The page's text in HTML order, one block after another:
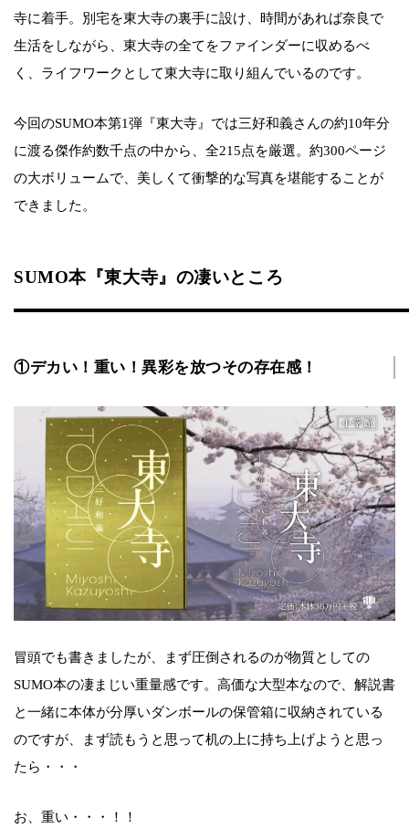
寺に着手。別宅を東大寺の裏手に設け、時間があれば奈良で
生活をしながら、東大寺の全てをファインダーに収めるべ
く、ライフワークとして東大寺に取り組んでいるのです。
今回のSUMO本第1弾『東大寺』では三好和義さんの約10年分
に渡る傑作約数千点の中から、全215点を厳選。約300ページ
の大ボリュームで、美しくて衝撃的な写真を堪能することが
できました。
SUMO本『東大寺』の凄いところ
①デカい！重い！異彩を放つその存在感！
冒頭でも書きましたが、まず圧倒されるのが物質としての
SUMO本の凄まじい重量感です。高価な大型本なので、解説書
と一緒に本体が分厚いダンボールの保管箱に収納されている
のですが、まず読もうと思って机の上に持ち上げようと思っ
たら・・・
お、重い・・・！！